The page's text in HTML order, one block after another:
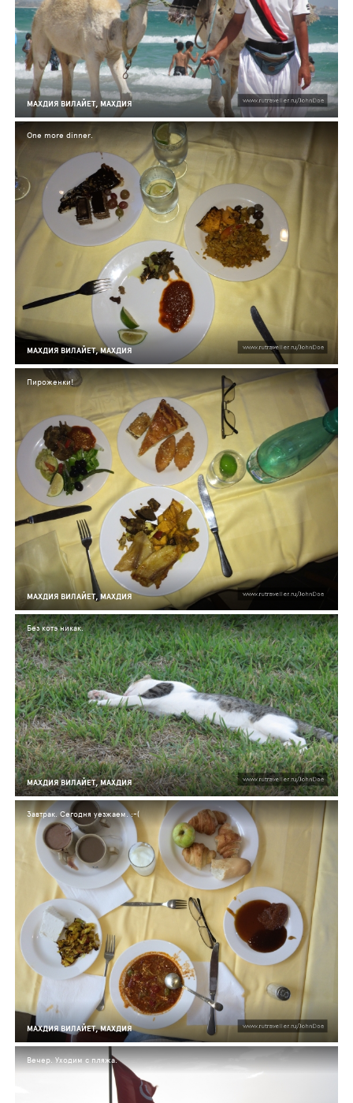
МАХДИЯ ВИЛАЙЕТ, МАХДИЯ
One more dinner.
МАХДИЯ ВИЛАЙЕТ, МАХДИЯ
Пироженки!
МАХДИЯ ВИЛАЙЕТ, МАХДИЯ
Без котэ никак.
МАХДИЯ ВИЛАЙЕТ, МАХДИЯ
Завтрак. Сегодня уезжаем. :-(
МАХДИЯ ВИЛАЙЕТ, МАХДИЯ
Вечер. Уходим с пляжа.